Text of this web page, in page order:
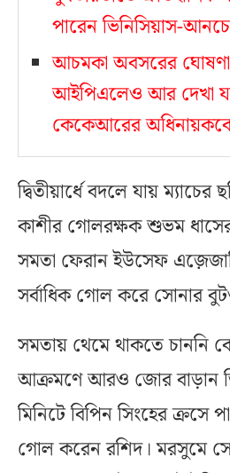
পারেন ভিনিসিয়াস-
আচমকা অবসরের ঘোষণা
আইপিএলেও আর দেখা
কেকেআরের
দ্বিতীয়ার্ধে বদলে যায় ম্যাচের
কাশীর গোলরক্ষক শুভম
সমতা ফেরান ইউসেফ
সর্বাধিক গোল করে সোনার
সমতায় থেমে থাকতে চাননি
আক্রমণে আরও জোর বাড়ান
মিনিটে বিপিন সিংহের
গোল করেন রশিদ। মরসুমে